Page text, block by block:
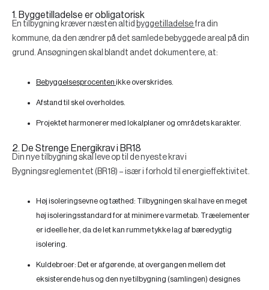
1. Byggetilladelse er obligatorisk
En tilbygning kræver næsten altid byggetilladelse fra din
kommune, da den ændrer på det samlede bebyggede areal på din
grund. Ansøgningen skal blandt andet dokumentere, at:
Bebyggelsesprocenten ikke overskrides.
Afstand til skel overholdes.
Projektet harmonerer med lokalplaner og områdets karakter.
2. De Strenge Energikrav i BR18
Din nye tilbygning skal leve op til de nyeste krav i
Bygningsreglementet (BR18) – især i forhold til energieffektivitet.
Høj isoleringsevne og tæthed: Tilbygningen skal have en meget
høj isoleringsstandard for at minimere varmetab. Træelementer
er ideelle her, da de let kan rumme tykke lag af bæredygtig
isolering.
Kuldebroer: Det er afgørende, at overgangen mellem det
eksisterende hus og den nye tilbygning (samlingen) designes